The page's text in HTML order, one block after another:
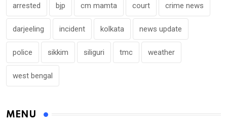
arrested bjp cm mamta court crime news
darjeeling incident kolkata news update
police sikkim siliguri tmc weather
west bengal
MENU